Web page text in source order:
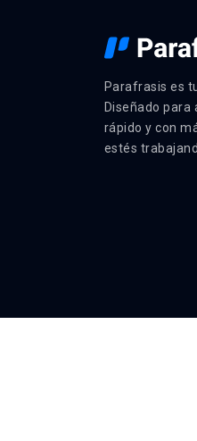
Parafrasis es
Diseñado para
rápido y con
estés